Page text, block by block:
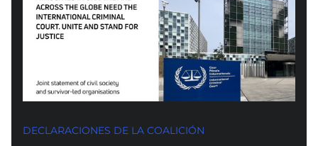
DECLARACIONES DE LA COALICIÓN